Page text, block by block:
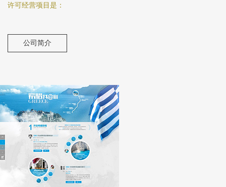
许可经营项目是：
公司简介